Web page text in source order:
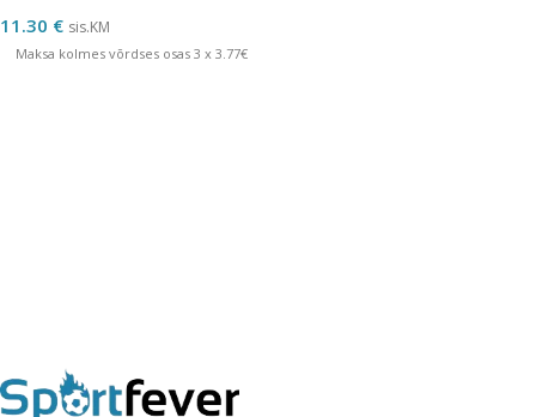
11.30 € sis.KM
Maksa kolmes võrdses osas 3 x 3.77€